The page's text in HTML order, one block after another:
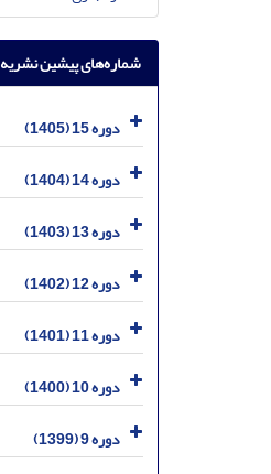
شماره‌های پیشین نشریه
دوره 15 (1405)
دوره 14 (1404)
دوره 13 (1403)
دوره 12 (1402)
دوره 11 (1401)
دوره 10 (1400)
دوره 9 (1399)